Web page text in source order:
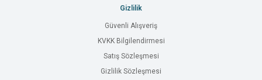
Gizlilik
Güvenli Alışveriş
KVKK Bilgilendirmesi
Satış Sözleşmesi
Gizlilik Sözleşmesi